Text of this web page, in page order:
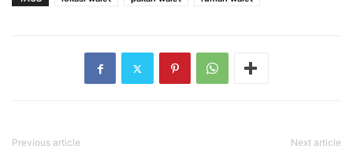
Previous article Next article